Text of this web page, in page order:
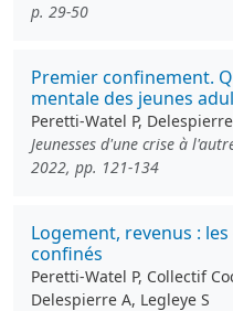
p. 29-50
Premier confinement.
mentale des jeunes
Peretti-Watel P,
Jeunesses d'une crise à
2022, pp. 121-134
Logement, revenus :
confinés
Peretti-Watel P, Collectif
Delespierre A, Legleye S